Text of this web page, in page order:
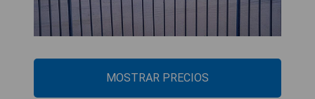
MOSTRAR PRECIOS